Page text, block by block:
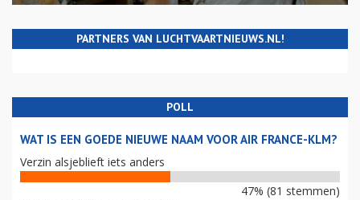
PARTNERS VAN LUCHTVAARTNIEUWS.NL!
POLL
WAT IS EEN GOEDE NIEUWE NAAM VOOR AIR FRANCE-KLM?
Verzin alsjeblieft iets anders
47% (81 stemmen)